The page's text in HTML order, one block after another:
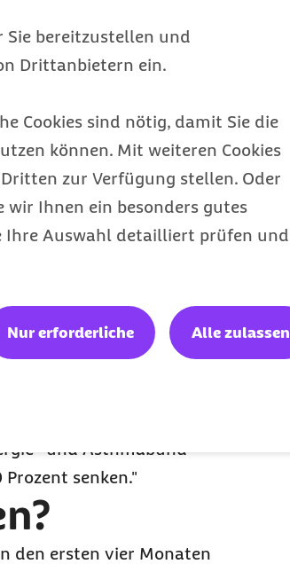
Sie bereitzustellen und
Drittanbietern ein.
Cookies sind nötig, damit Sie die
können. Mit weiteren Cookies
zur Verfügung stellen. Oder
Ihnen ein besonders gutes
Ihre Auswahl detailliert prüfen und
Nur erforderliche Alle zulassen
lindern
lassen?
gibt es nicht.
erklärt: "Umwelteinflüsse
Rauchenin der
Asthmarisiko steigern
und Asthmabund
senken."
den ersten vier Monaten